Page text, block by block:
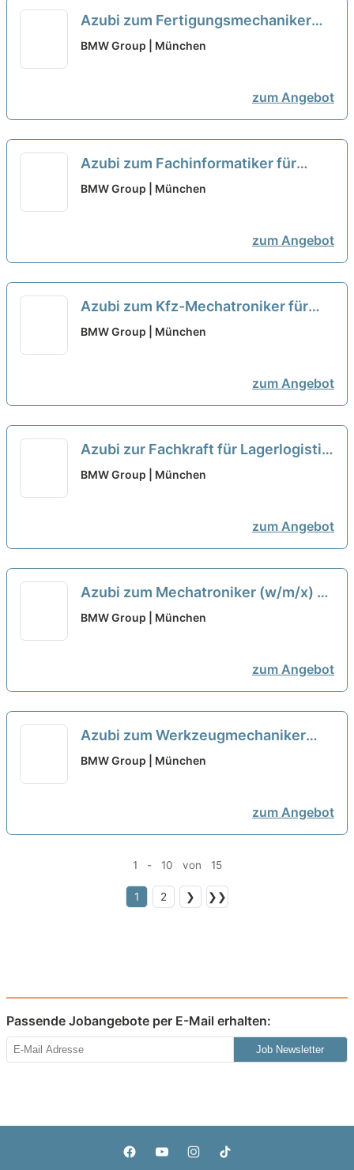
Azubi zum Fertigungsmechaniker
(w/m/x) - Werk [26 Plätze]
BMW Group | München
zum Angebot
Azubi zum Fachinformatiker für
Daten- und Prozessanalyse (w/m/x)
BMW Group | München
zum Angebot
Azubi zum Kfz-Mechatroniker für
System- und Hochvolttechnik
BMW Group | München
zum Angebot
Azubi zur Fachkraft für Lagerlogistik
(w/m/x) - [24 Plätze]
BMW Group | München
zum Angebot
Azubi zum Mechatroniker (w/m/x) -
Werk [19 Plätze] neu
BMW Group | München
zum Angebot
Azubi zum Werkzeugmechaniker
(w/m/x) - Werk [4 Plätze]
BMW Group | München
zum Angebot
1 - 10 von 15
1 2 ❯ ❯❯
Passende Jobangebote per E-Mail erhalten:
Job Newsletter